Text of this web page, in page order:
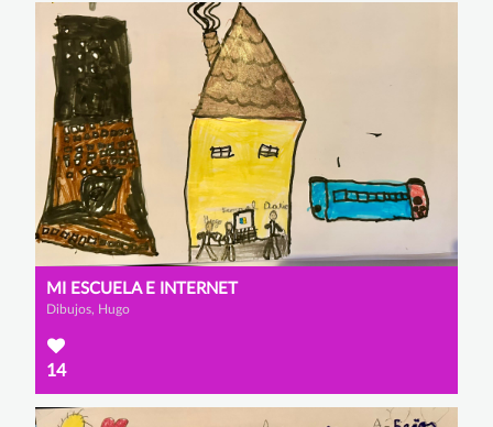
MI ESCUELA E INTERNET
Dibujos, Hugo
14